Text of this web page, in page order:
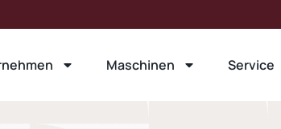
Maschinen Service